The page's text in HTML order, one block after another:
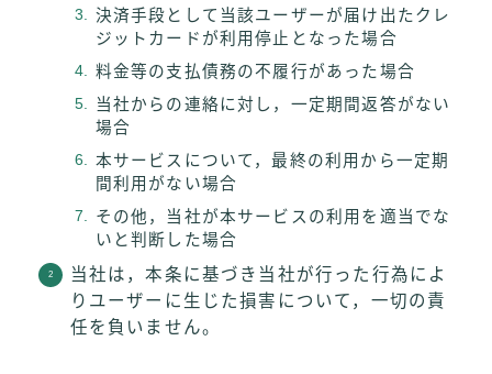
決済手段として当該ユーザーが届け出たクレ
ジットカードが利用停止となった場合
料金等の支払債務の不履行があった場合
当社からの連絡に対し，一定期間返答がない
場合
本サービスについて，最終の利用から一定期
間利用がない場合
その他，当社が本サービスの利用を適当でな
いと判断した場合
当社は，本条に基づき当社が行った行為によ
りユーザーに生じた損害について，一切の責
任を負いません。